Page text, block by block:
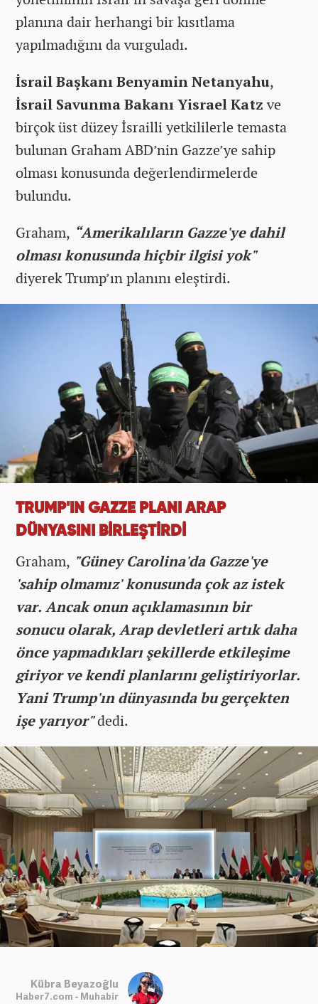
planına dair herhangi bir kısıtlama
yapılmadığını da vurguladı.
İsrail Başkanı Benyamin Netanyahu,
İsrail Savunma Bakanı Yisrael Katzve
birçok üst düzey İsrailli yetkililerle temasta
bulunan Graham ABD’nin Gazze’ye sahip
olması konusunda değerlendirmelerde
bulundu.
Graham, “Amerikalıların Gazze'ye dahil
olması konusunda hiçbir ilgisi yok"
diyerek Trump’ın planını eleştirdi.
TRUMP'IN GAZZE PLANI ARAP
DÜNYASINI BİRLEŞTİRDİ
Graham, "Güney Carolina'da Gazze'ye
'sahip olmamız' konusunda çok az istek
var. Ancak onun açıklamasının bir
sonucu olarak, Arap devletleri artık daha
önce yapmadıkları şekillerde etkileşime
giriyor ve kendi planlarını geliştiriyorlar.
Yani Trump'ın dünyasında bu gerçekten
işe yarıyor"dedi.
Kübra Beyazoğlu
Haber7.com - Muhabir